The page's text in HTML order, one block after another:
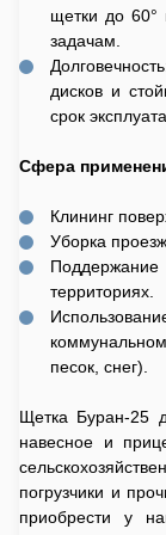
щетки до 60°
задачам.
дисков и
срок
Сфера
Клининг
Уборка
территориях.
песок, снег).
Щетка Буран-25
навесное и
погрузчики и
приобрести у